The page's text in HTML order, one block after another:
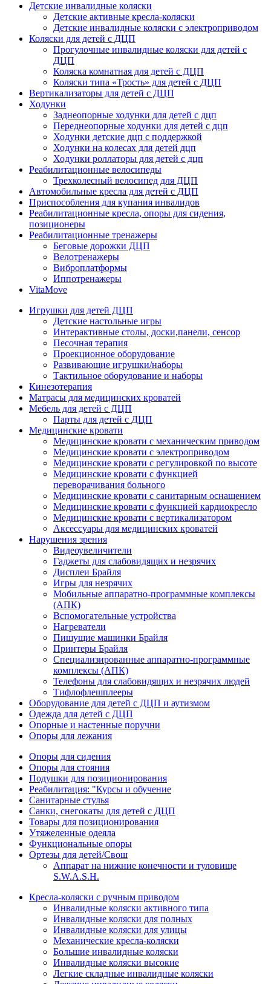
Детские инвалидные коляски
Детские активные кресла-коляски
Детские инвалидные коляски с электроприводом
Коляски для детей с ДЦП
Прогулочные инвалидные коляски для детей с
ДЦП
Коляска комнатная для детей с ДЦП
Коляски типа «Трость» для детей с ДЦП
Вертикализаторы для детей с ДЦП
Ходунки
Заднеопорные ходунки для детей с дцп
Переднеопорные ходунки для детей с дцп
Ходунки детские дцп с поддержкой
Ходунки на колесах для детей дцп
Ходунки роллаторы для детей с дцп
Реабилитационные велосипеды
Трехколесный велосипед для ДЦП
Автомобильные кресла для детей с ДЦП
Приспособления для купания инвалидов
Реабилитационные кресла, опоры для сидения,
позиционеры
Реабилитационные тренажеры
Беговые дорожки ДЦП
Велотренажеры
Виброплатформы
Иппотренажеры
VitaMove
Игрушки для детей ДЦП
Детские настольные игры
Интерактивные столы, доски,панели, сенсор
Песочная терапия
Проекционное оборудование
Развивающие игрушки/наборы
Тактильное оборудование и наборы
Кинезотерапия
Матрасы для медицинских кроватей
Мебель для детей с ДЦП
Парты для детей с ДЦП
Медицинские кровати
Медицинские кровати с механическим приводом
Медицинские кровати с электроприводом
Медицинские кровати с регулировкой по высоте
Медицинские кровати с функцией
переворачивания больного
Медицинские кровати с санитарным оснащением
Медицинские кровати с функцией кардиокресло
Медицинские кровати с вертикализатором
Аксессуары для медицинских кроватей
Нарушения зрения
Видеоувеличители
Гаджеты для слабовидящих и незрячих
Дисплеи Брайля
Игры для незрячих
Мобильные аппаратно-программные комплексы
(АПК)
Вспомогательные устройства
Нагреватели
Пишущие машинки Брайля
Принтеры Брайля
Специализированные аппаратно-программные
комплексы (АПК)
Телефоны для слабовидящих и незрячих людей
Тифлофлешплееры
Оборудование для детей с ДЦП и аутизмом
Одежда для детей с ДЦП
Опорные и настенные поручни
Опоры для лежания
Опоры для сидения
Опоры для стояния
Подушки для позиционирования
Реабилитация: "Курсы и обучение
Санитарные стулья
Санки, снегокаты для детей с ДЦП
Товары для позиционирования
Утяжеленные одеяла
Функциональные опоры
Ортезы для детей/Свош
Аппарат на нижние конечности и туловище
S.W.A.S.H.
Кресла-коляски с ручным приводом
Инвалидные коляски активного типа
Инвалидные коляски для полных
Инвалидные коляски для улицы
Механические кресла-коляски
Большие инвалидные коляски
Инвалидные коляски высокие
Легкие складные инвалидные коляски